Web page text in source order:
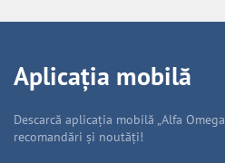
Aplicația mobilă
Descarcă aplicația mobilă „Alfa
recomandări și noutăți!